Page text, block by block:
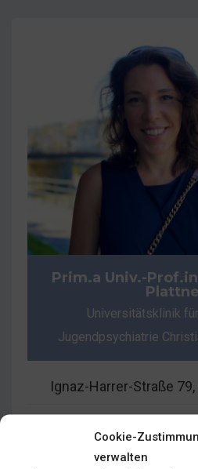
Cookie-
verwalten
Prim.a Univ.-
Universitätsklinik
Jugendpsychiatrie
Ignaz-Harrer-Straße